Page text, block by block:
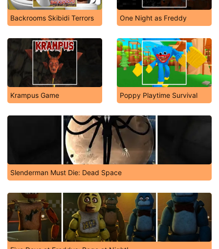
Backrooms Skibidi Terrors One Night as Freddy
Krampus Game Poppy Playtime Survival
Slenderman Must Die: Dead Space